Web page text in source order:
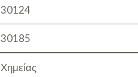
30124
30185
Χημείας